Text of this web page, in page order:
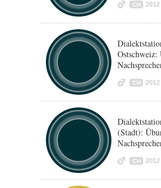
CH 2012
Ostschweiz:
CH 2012
(Stadt):
CH 2012